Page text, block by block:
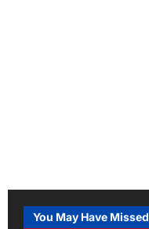
You May Have Missed